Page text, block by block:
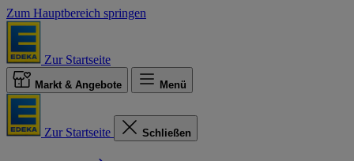
Zum Hauptbereich springen
Zur Startseite
Markt & Angebote Menü
Zur Startseite Schließen